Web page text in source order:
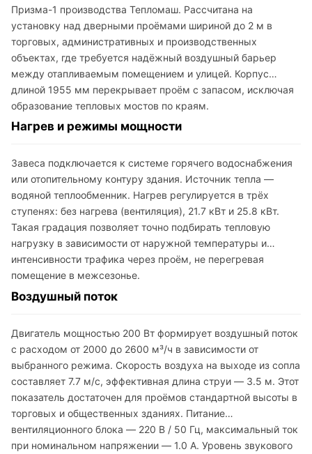
Призма-1 производства Тепломаш. Рассчитана на
установку над дверными проёмами шириной до 2 м в
торговых, административных и производственных
объектах, где требуется надёжный воздушный барьер
между отапливаемым помещением и улицей. Корпус
длиной 1955 мм перекрывает проём с запасом, исключая
образование тепловых мостов по краям.
Нагрев и режимы мощности
Завеса подключается к системе горячего водоснабжения
или отопительному контуру здания. Источник тепла —
водяной теплообменник. Нагрев регулируется в трёх
ступенях: без нагрева (вентиляция), 21.7 кВт и 25.8 кВт.
Такая градация позволяет точно подбирать тепловую
нагрузку в зависимости от наружной температуры и
интенсивности трафика через проём, не перегревая
помещение в межсезонье.
Воздушный поток
Двигатель мощностью 200 Вт формирует воздушный поток
с расходом от 2000 до 2600 м³/ч в зависимости от
выбранного режима. Скорость воздуха на выходе из сопла
составляет 7.7 м/с, эффективная длина струи — 3.5 м. Этот
показатель достаточен для проёмов стандартной высоты в
торговых и общественных зданиях. Питание
вентиляционного блока — 220 В / 50 Гц, максимальный ток
при номинальном напряжении — 1.0 А. Уровень звукового